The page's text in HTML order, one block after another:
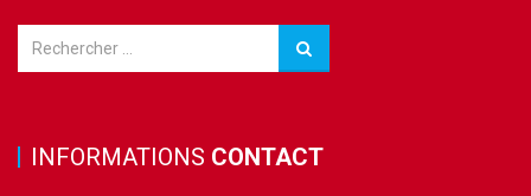
INFORMATIONS CONTACT